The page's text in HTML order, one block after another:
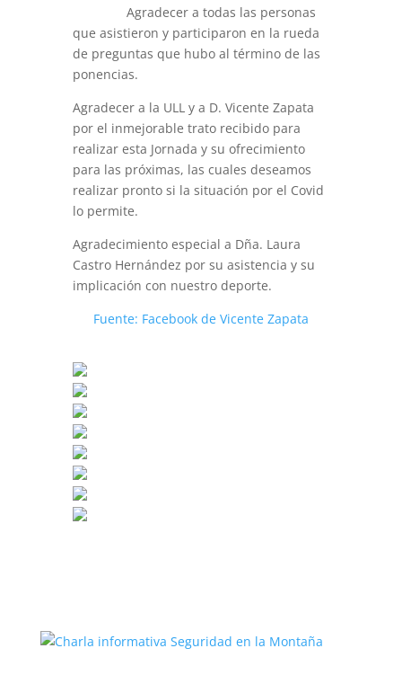
Agradecer a todas las personas
que asistieron y participaron en la rueda
de preguntas que hubo al término de las
ponencias.
Agradecer a la ULL y a D. Vicente Zapata
por el inmejorable trato recibido para
realizar esta Jornada y su ofrecimiento
para las próximas, las cuales deseamos
realizar pronto si la situación por el Covid
lo permite.
Agradecimiento especial a Dña. Laura
Castro Hernández por su asistencia y su
implicación con nuestro deporte.
Fuente: Facebook de Vicente Zapata